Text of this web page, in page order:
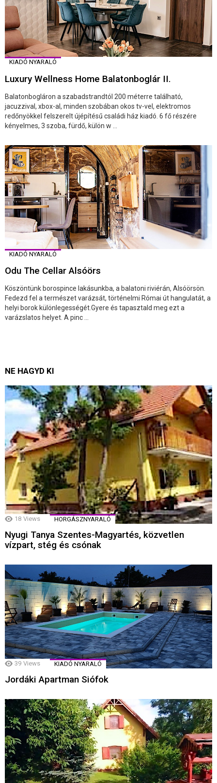
KIADÓ NYARALÓ
Luxury Wellness Home Balatonboglár II.
Balatonbogláron a szabadstrandtól 200 méterre található,
jacuzzival, xbox-al, minden szobában okos tv-vel, elektromos
redőnyökkel felszerelt újépítésű családi ház kiadó. 6 fő részére
kényelmes, 3 szoba, fürdő, külön w ...
KIADÓ NYARALÓ
Odu The Cellar Alsóörs
Köszöntünk borospince lakásunkba, a balatoni riviérán, Alsóörsön.
Fedezd fel a természet varázsát, történelmi Római út hangulatát, a
helyi borok különlegességét.Gyere és tapasztald meg ezt a
varázslatos helyet. A pinc ...
NE HAGYD KI
18 Views HORGÁSZNYARALÓ
Nyugi Tanya Szentes-Magyartés, közvetlen
vízpart, stég és csónak
39 Views KIADÓ NYARALÓ
Jordáki Apartman Siófok